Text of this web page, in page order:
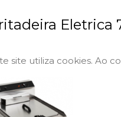
Eletrica
site utiliza cookies. Ao